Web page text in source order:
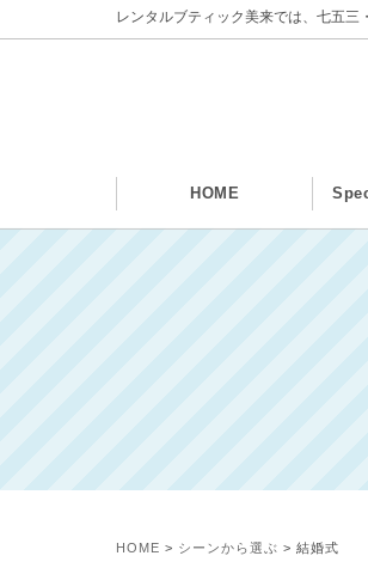
レンタルブティック美来では、七五三
HOME
HOME シーンから選ぶ 結婚式